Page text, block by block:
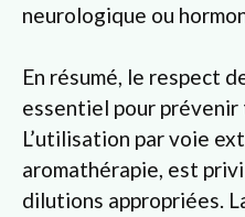
neurologique ou
En résumé, le respect
essentiel pour
L’utilisation par voie
aromathérapie, est
dilutions appropriées.